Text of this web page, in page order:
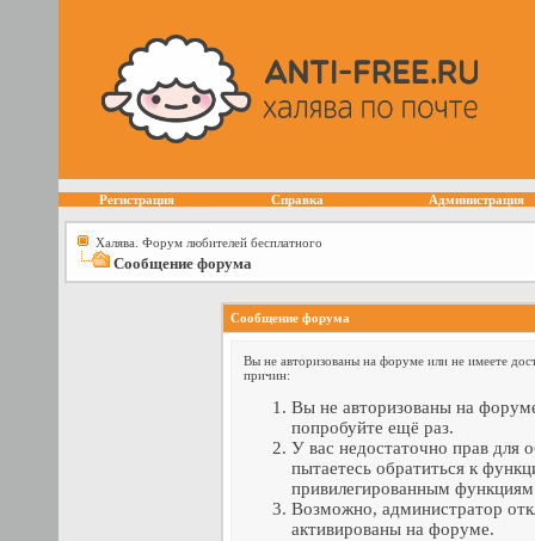
Регистрация Справка Администрация
Халява. Форум любителей бесплатного
Сообщение форума
Сообщение форума
Вы не авторизованы на форуме или не имеете
причин:
Вы не авторизованы на
попробуйте ещё раз.
У вас недостаточно прав для
пытаетесь обратиться к
привилегированным
Возможно, администратор
активированы на форуме.